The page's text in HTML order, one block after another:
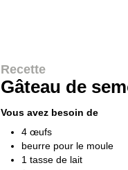
Recette
Gâteau de
Vous avez besoin de
4 œufs
beurre pour le moule
1 tasse de lait